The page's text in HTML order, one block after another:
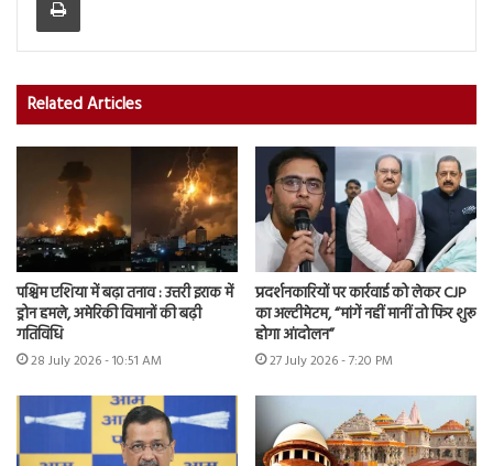
Related Articles
पश्चिम एशिया में बढ़ा तनाव : उत्तरी इराक में
ड्रोन हमले, अमेरिकी विमानों की बढ़ी
गतिविधि
28 July 2026 - 10:51 AM
प्रदर्शनकारियों पर कार्रवाई को लेकर CJP
का अल्टीमेटम, “मांगें नहीं मानीं तो फिर शुरू
होगा आंदोलन”
27 July 2026 - 7:20 PM